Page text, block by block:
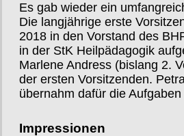
Es gab wieder ein
Die langjährige erste
2018 in den Vorstand des
in der StK Heilpädagogik
Marlene Andress (bislang 2.
der ersten Vorsitzenden.
übernahm dafür die
Impressionen